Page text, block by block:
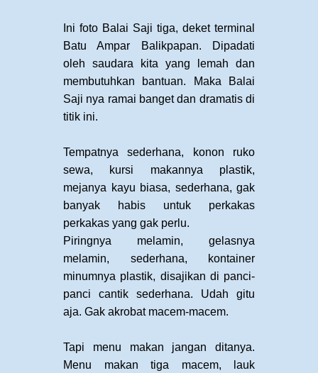
Ini foto Balai Saji tiga, deket terminal
Batu Ampar Balikpapan. Dipadati
oleh saudara kita yang lemah dan
membutuhkan bantuan. Maka Balai
Saji nya ramai banget dan dramatis di
titik ini.
Tempatnya sederhana, konon ruko
sewa, kursi makannya plastik,
mejanya kayu biasa, sederhana, gak
banyak habis untuk perkakas
perkakas yang gak perlu.
Piringnya melamin, gelasnya
melamin, sederhana, kontainer
minumnya plastik, disajikan di panci-
panci cantik sederhana. Udah gitu
aja. Gak akrobat macem-macem.
Tapi menu makan jangan ditanya.
Menu makan tiga macem, lauk